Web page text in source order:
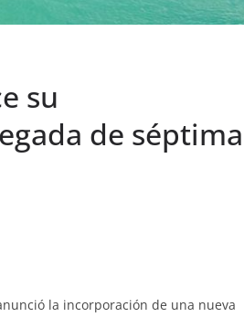
su
de séptima
la incorporación de una nueva